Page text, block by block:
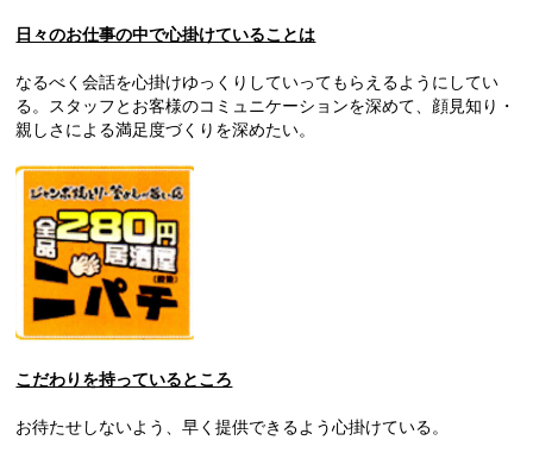
日々のお仕事の中で心掛けていることは
なるべく会話を心掛けゆっくりしていってもらえるようにしてい
る。スタッフとお客様のコミュニケーションを深めて、顔見知り・
親しさによる満足度づくりを深めたい。
こだわりを持っているところ
お待たせしないよう、早く提供できるよう心掛けている。